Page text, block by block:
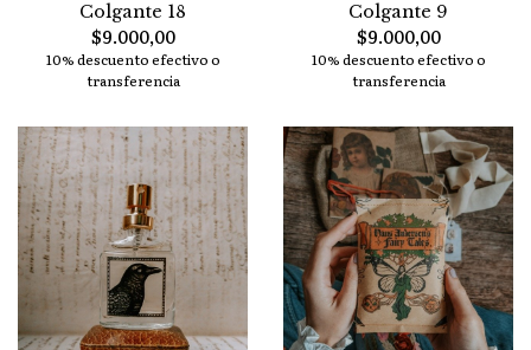
Colgante 18
$9.000,00
10% descuento efectivo o
transferencia
Colgante 9
$9.000,00
10% descuento efectivo o
transferencia